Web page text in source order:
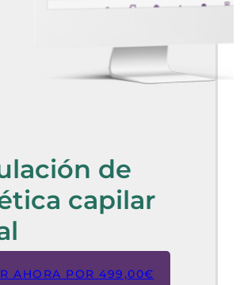
de
capilar
AHORA POR 499,00€